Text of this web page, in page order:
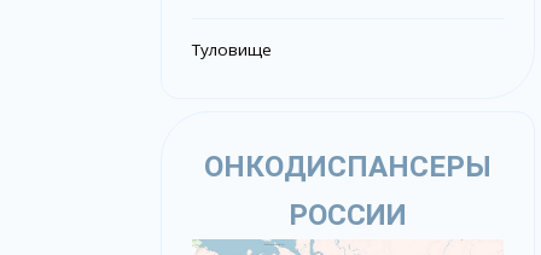
Туловище
ОНКОДИСПАНСЕРЫ
РОССИИ